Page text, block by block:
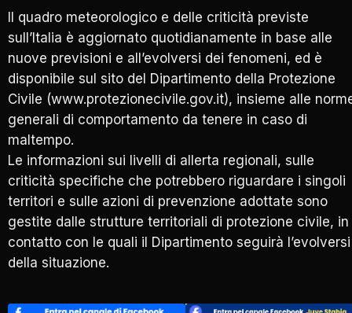
Il quadro meteorologico e delle criticità previste
sull’Italia è aggiornato quotidianamente in base alle
nuove previsioni e all’evolversi dei fenomeni, ed è
disponibile sul sito del Dipartimento della Protezione
Civile (www.protezionecivile.gov.it), insieme alle
generali di comportamento da tenere in caso di
maltempo.
Le informazioni sui livelli di allerta regionali, sulle
criticità specifiche che potrebbero riguardare i singoli
territori e sulle azioni di prevenzione adottate sono
gestite dalle strutture territoriali di protezione civile, in
contatto con le quali il Dipartimento seguirà l’evolversi
della situazione.